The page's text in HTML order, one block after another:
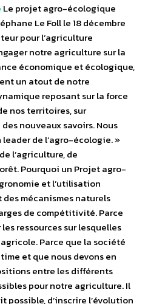
Le projet agro-écologique
Le Foll le 18 décembre
pour l’agriculture
notre agriculture sur la
économique et écologique,
un atout de notre
reposant sur la force
nos territoires, sur
nouveaux savoirs. Nous
de l’agro-écologie. »
l’agriculture, de
Pourquoi un Projet agro-
et l’utilisation
mécanismes naturels
de compétitivité. Parce
ressources sur lesquelles
Parce que la société
et que nous devons en
entre les différents
pour notre agriculture. Il
possible, d’inscrire l’évolution